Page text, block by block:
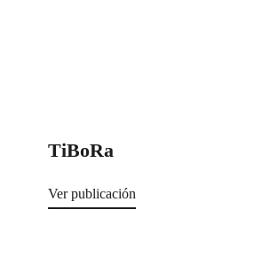
TiBoRa
Ver publicación